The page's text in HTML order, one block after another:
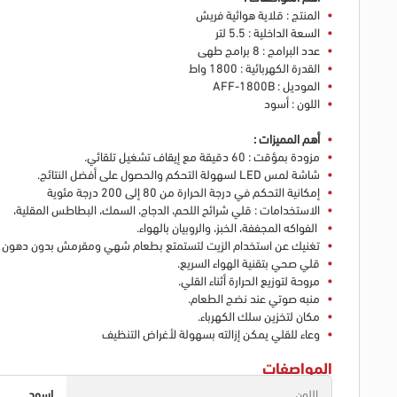
المنتج : قلاية هوائية فريش
السعة الداخلية : 5.5 لتر
عدد البرامج : 8 برامج طهى
القدرة الكهربائية : 1800 واط
الموديل : AFF-1800B
اللون : أسود
أهم المميزات :
مزودة بمؤقت : 60 دقيقة مع إيقاف تشغيل تلقائي.
شاشة لمس LED لسهولة التحكم والحصول على أفضل النتائج.
إمكانية التحكم في درجة الحرارة من 80 إلى 200 درجة مئوية
الاستخدامات : قلي شرائح اللحم، الدجاج، السمك، البطاطس المقلية،
الفواكه المجففة، الخبز، والروبيان بالهواء.
تغنيك عن استخدام الزيت لتستمتع بطعام شهي ومقرمش بدون دهون
قلي صحي بتقنية الهواء السريع.
مروحة لتوزيع الحرارة أثناء القلي.
منبه صوتي عند نضج الطعام.
مكان لتخزين سلك الكهرباء.
وعاء للقلي يمكن إزالته بسهولة لأغراض التنظيف
المواصفات
اللون اسود